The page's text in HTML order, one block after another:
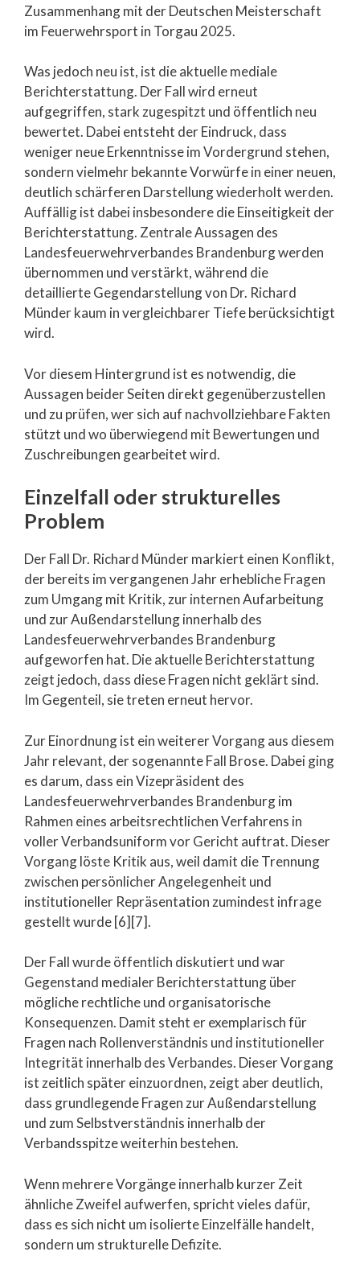
Zusammenhang mit der Deutschen Meisterschaft
im Feuerwehrsport in Torgau 2025.
Was jedoch neu ist, ist die aktuelle mediale
Berichterstattung. Der Fall wird erneut
aufgegriffen, stark zugespitzt und öffentlich neu
bewertet. Dabei entsteht der Eindruck, dass
weniger neue Erkenntnisse im Vordergrund stehen,
sondern vielmehr bekannte Vorwürfe in einer neuen,
deutlich schärferen Darstellung wiederholt werden.
Auffällig ist dabei insbesondere die Einseitigkeit der
Berichterstattung. Zentrale Aussagen des
Landesfeuerwehrverbandes Brandenburg werden
übernommen und verstärkt, während die
detaillierte Gegendarstellung von Dr. Richard
Münder kaum in vergleichbarer Tiefe berücksichtigt
wird.
Vor diesem Hintergrund ist es notwendig, die
Aussagen beider Seiten direkt gegenüberzustellen
und zu prüfen, wer sich auf nachvollziehbare Fakten
stützt und wo überwiegend mit Bewertungen und
Zuschreibungen gearbeitet wird.
Einzelfall oder strukturelles
Problem
Der Fall Dr. Richard Münder markiert einen Konflikt,
der bereits im vergangenen Jahr erhebliche Fragen
zum Umgang mit Kritik, zur internen Aufarbeitung
und zur Außendarstellung innerhalb des
Landesfeuerwehrverbandes Brandenburg
aufgeworfen hat. Die aktuelle Berichterstattung
zeigt jedoch, dass diese Fragen nicht geklärt sind.
Im Gegenteil, sie treten erneut hervor.
Zur Einordnung ist ein weiterer Vorgang aus diesem
Jahr relevant, der sogenannte Fall Brose. Dabei ging
es darum, dass ein Vizepräsident des
Landesfeuerwehrverbandes Brandenburg im
Rahmen eines arbeitsrechtlichen Verfahrens in
voller Verbandsuniform vor Gericht auftrat. Dieser
Vorgang löste Kritik aus, weil damit die Trennung
zwischen persönlicher Angelegenheit und
institutioneller Repräsentation zumindest infrage
gestellt wurde [6][7].
Der Fall wurde öffentlich diskutiert und war
Gegenstand medialer Berichterstattung über
mögliche rechtliche und organisatorische
Konsequenzen. Damit steht er exemplarisch für
Fragen nach Rollenverständnis und institutioneller
Integrität innerhalb des Verbandes. Dieser Vorgang
ist zeitlich später einzuordnen, zeigt aber deutlich,
dass grundlegende Fragen zur Außendarstellung
und zum Selbstverständnis innerhalb der
Verbandsspitze weiterhin bestehen.
Wenn mehrere Vorgänge innerhalb kurzer Zeit
ähnliche Zweifel aufwerfen, spricht vieles dafür,
dass es sich nicht um isolierte Einzelfälle handelt,
sondern um strukturelle Defizite.